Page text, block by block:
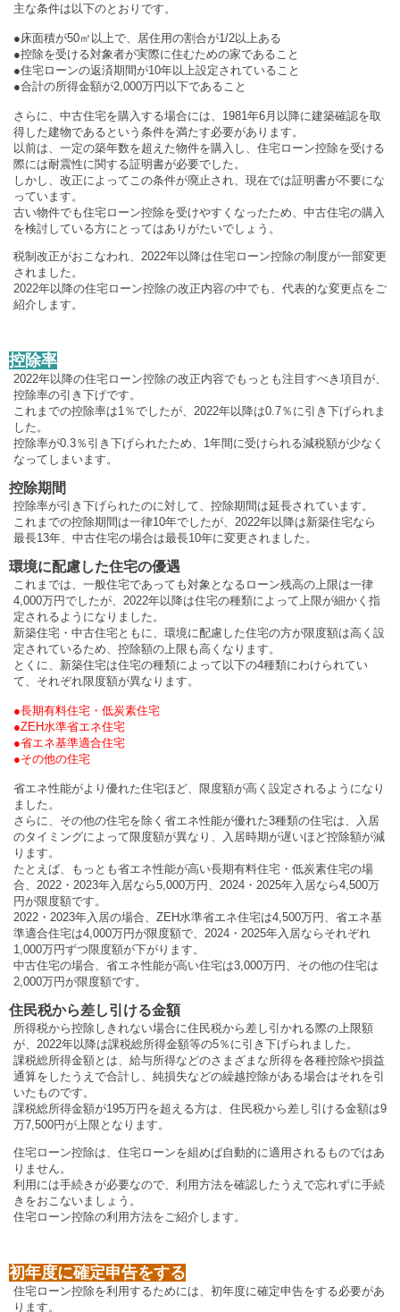
主な条件は以下のとおりです。
●床面積が50㎡以上で、居住用の割合が1/2以上ある
●控除を受ける対象者が実際に住むための家であること
●住宅ローンの返済期間が10年以上設定されていること
●合計の所得金額が2,000万円以下であること
さらに、中古住宅を購入する場合には、1981年6月以降に建築確認を取
得した建物であるという条件を満たす必要があります。
以前は、一定の築年数を超えた物件を購入し、住宅ローン控除を受ける
際には耐震性に関する証明書が必要でした。
しかし、改正によってこの条件が廃止され、現在では証明書が不要にな
っています。
古い物件でも住宅ローン控除を受けやすくなったため、中古住宅の購入
を検討している方にとってはありがたいでしょう。
税制改正がおこなわれ、2022年以降は住宅ローン控除の制度が一部変更
されました。
2022年以降の住宅ローン控除の改正内容の中でも、代表的な変更点をご
紹介します。
控除率
2022年以降の住宅ローン控除の改正内容でもっとも注目すべき項目が、
控除率の引き下げです。
これまでの控除率は1％でしたが、2022年以降は0.7％に引き下げられま
した。
控除率が0.3％引き下げられたため、1年間に受けられる減税額が少なく
なってしまいます。
控除期間
控除率が引き下げられたのに対して、控除期間は延長されています。
これまでの控除期間は一律10年でしたが、2022年以降は新築住宅なら
最長13年、中古住宅の場合は最長10年に変更されました。
環境に配慮した住宅の優遇
これまでは、一般住宅であっても対象となるローン残高の上限は一律
4,000万円でしたが、2022年以降は住宅の種類によって上限が細かく指
定されるようになりました。
新築住宅・中古住宅ともに、環境に配慮した住宅の方が限度額は高く設
定されているため、控除額の上限も高くなります。
とくに、新築住宅は住宅の種類によって以下の4種類にわけられてい
て、それぞれ限度額が異なります。
●長期有料住宅・低炭素住宅
●ZEH水準省エネ住宅
●省エネ基準適合住宅
●その他の住宅
省エネ性能がより優れた住宅ほど、限度額が高く設定されるようになり
ました。
さらに、その他の住宅を除く省エネ性能が優れた3種類の住宅は、入居
のタイミングによって限度額が異なり、入居時期が遅いほど控除額が減
ります。
たとえば、もっとも省エネ性能が高い長期有料住宅・低炭素住宅の場
合、2022・2023年入居なら5,000万円、2024・2025年入居なら4,500万
円が限度額です。
2022・2023年入居の場合、ZEH水準省エネ住宅は4,500万円、省エネ基
準適合住宅は4,000万円が限度額で、2024・2025年入居ならそれぞれ
1,000万円ずつ限度額が下がります。
中古住宅の場合、省エネ性能が高い住宅は3,000万円、その他の住宅は
2,000万円が限度額です。
住民税から差し引ける金額
所得税から控除しきれない場合に住民税から差し引かれる際の上限額
が、2022年以降は課税総所得金額等の5％に引き下げられました。
課税総所得金額とは、給与所得などのさまざまな所得を各種控除や損益
通算をしたうえで合計し、純損失などの繰越控除がある場合はそれを引
いたものです。
課税総所得金額が195万円を超える方は、住民税から差し引ける金額は9
万7,500円が上限となります。
住宅ローン控除は、住宅ローンを組めば自動的に適用されるものではあ
りません。
利用には手続きが必要なので、利用方法を確認したうえで忘れずに手続
きをおこないましょう。
住宅ローン控除の利用方法をご紹介します。
初年度に確定申告をする
住宅ローン控除を利用するためには、初年度に確定申告をする必要があ
ります。